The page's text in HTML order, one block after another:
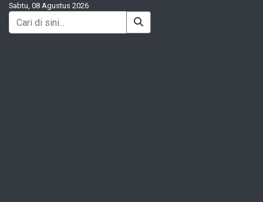
Sabtu, 08 Agustus 2026